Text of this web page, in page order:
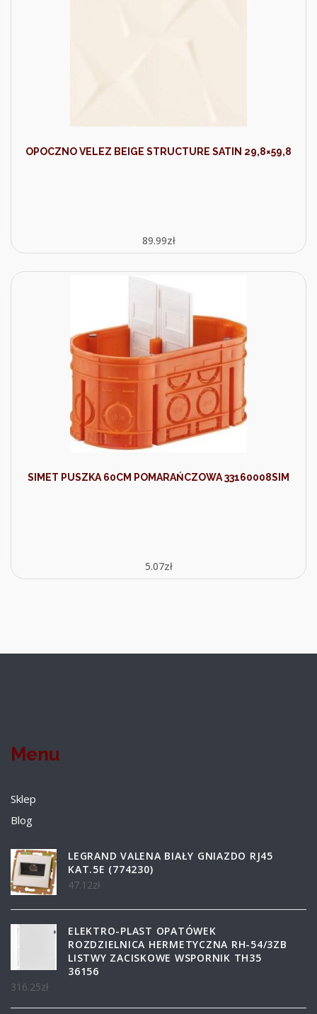
OPOCZNO VELEZ BEIGE STRUCTURE SATIN 29,8×59,8
89.99zł
SIMET PUSZKA 60CM POMARAŃCZOWA 33160008SIM
5.07zł
Menu
Sklep
Blog
LEGRAND VALENA BIAŁY GNIAZDO RJ45
KAT.5E (774230)
47.12zł
ELEKTRO-PLAST OPATÓWEK
ROZDZIELNICA HERMETYCZNA RH-54/3ZB
LISTWY ZACISKOWE WSPORNIK TH35
36156
316.25zł